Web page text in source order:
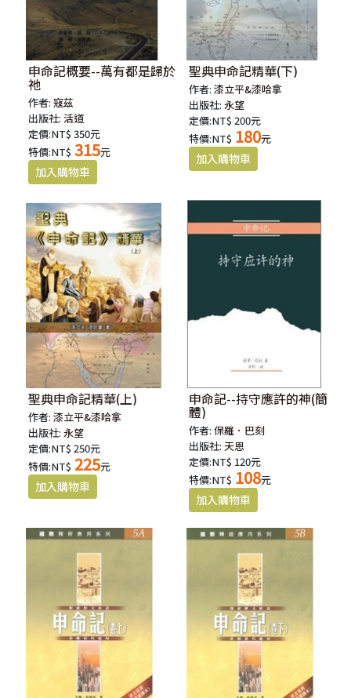
申命記概要--萬有都是歸於
祂
作者:寇茲
出版社:活道
定價:NT$ 350元
特價:NT$ 315元
聖典申命記精華(下)
作者:漆立平&漆哈拿
出版社:永望
定價:NT$ 200元
特價:NT$ 180元
聖典申命記精華(上)
作者:漆立平&漆哈拿
出版社:永望
定價:NT$ 250元
特價:NT$ 225元
申命記--持守應許的神(簡
體)
作者:保羅．巴刻
出版社:天恩
定價:NT$ 120元
特價:NT$ 108元